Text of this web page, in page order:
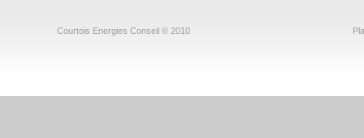
Courtois Energies Conseil © 2010